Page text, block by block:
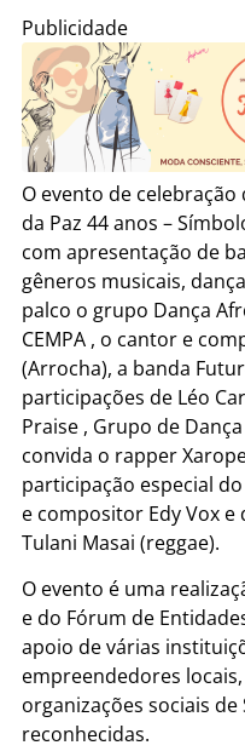
Publicidade
O evento de
da Paz 44 anos –
com apresentação de
gêneros musicais,
palco o grupo Dança
CEMPA , o cantor e
(Arrocha), a banda
participações de Léo
Praise , Grupo de
convida o rapper
participação especial
e compositor Edy Vox
Tulani Masai (reggae).
O evento é uma
e do Fórum de
apoio de várias
empreendedores
organizações sociais
reconhecidas.